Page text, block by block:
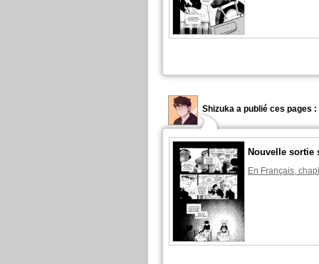
Shizuka a publié ces pages :
Nouvelle sortie
En Français,